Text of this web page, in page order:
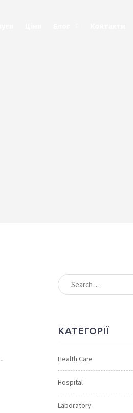
КАТЕГОРІЇ
Health Care
Hospital
Laboratory